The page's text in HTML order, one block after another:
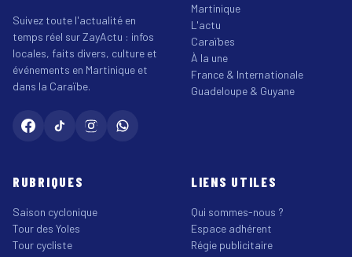
Suivez toute l'actualité en
temps réel sur ZayActu : infos
locales, faits divers, culture et
événements en Martinique et
dans la Caraïbe.
Martinique
L'actu
Caraïbes
À la une
France & Internationale
Guadeloupe & Guyane
RUBRIQUES
Saison cyclonique
Tour des Yoles
Tour cycliste
LIENS UTILES
Qui sommes-nous ?
Espace adhérent
Régie publicitaire